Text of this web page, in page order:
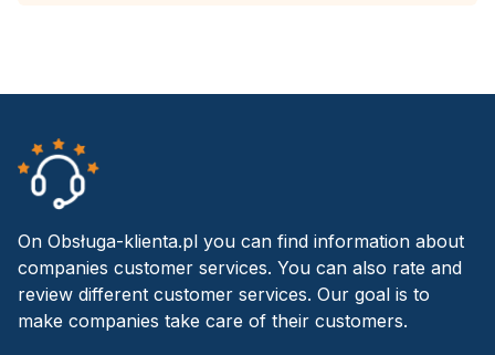
On Obsługa-klienta.pl you can find information about
companies customer services. You can also rate and
review different customer services. Our goal is to
make companies take care of their customers.